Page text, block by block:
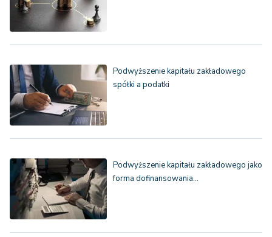
Podwyższenie kapitału zakładowego
spółki a podatki
Podwyższenie kapitału zakładowego jako
forma dofinansowania…